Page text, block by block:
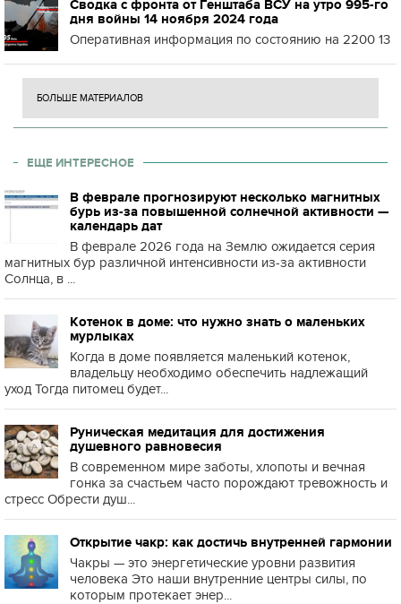
Сводка с фронта от Генштаба ВСУ на утро 995-го
дня войны 14 ноября 2024 года
Оперативная информация по состоянию на 2200 13
БОЛЬШЕ МАТЕРИАЛОВ
ЕЩЕ ИНТЕРЕСНОЕ
В феврале прогнозируют несколько магнитных
бурь из-за повышенной солнечной активности —
календарь дат
В феврале 2026 года на Землю ожидается серия
магнитных бур различной интенсивности из-за активности
Солнца, в ...
Котенок в доме: что нужно знать о маленьких
мурлыках
Когда в доме появляется маленький котенок,
владельцу необходимо обеспечить надлежащий
уход Тогда питомец будет...
Руническая медитация для достижения
душевного равновесия
В современном мире заботы, хлопоты и вечная
гонка за счастьем часто порождают тревожность и
стресс Обрести душ...
Открытие чакр: как достичь внутренней гармонии
Чакры — это энергетические уровни развития
человека Это наши внутренние центры силы, по
которым протекает энер...